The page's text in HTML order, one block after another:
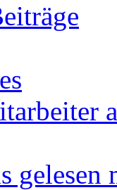
gelesen